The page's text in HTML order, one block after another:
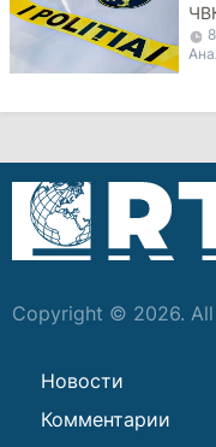
Copyright © 2026.
Новости
Комментарии